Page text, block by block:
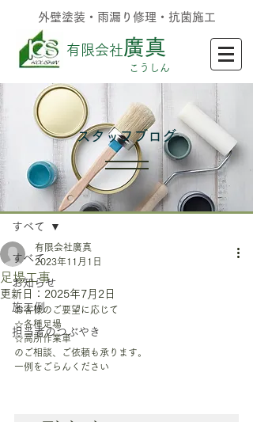
外壁塗装・雨漏り修理・抗菌施工
有限会社廣真
​こうしん
記事
すべて
お知らせ
施工例
担当者のつぶやき
すべて
足場工事
有限会社廣真
2023年11月1日
更新日： 2025年7月2日
お客様のご要望に応じて
☆各種足場
☆高所作業車
のご相談、ご依頼も承ります。
一例をごらんください
​スタッフブログ